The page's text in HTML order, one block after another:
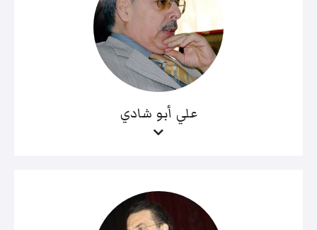
علي أبو شادي